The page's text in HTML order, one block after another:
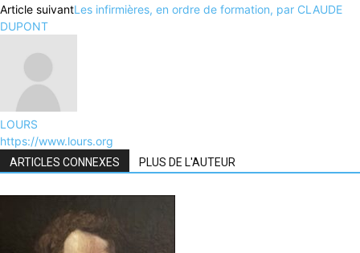
Article suivantLes infirmières, en ordre de formation, par CLAUDE
DUPONT
LOURS
https://www.lours.org
ARTICLES CONNEXES PLUS DE L'AUTEUR